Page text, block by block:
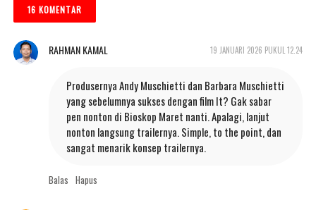
16 KOMENTAR
RAHMAN KAMAL 19 JANUARI 2026 PUKUL 12.24
Produsernya Andy Muschietti dan Barbara Muschietti
yang sebelumnya sukses dengan film It? Gak sabar
pen nonton di Bioskop Maret nanti. Apalagi, lanjut
nonton langsung trailernya. Simple, to the point, dan
sangat menarik konsep trailernya.
Balas Hapus